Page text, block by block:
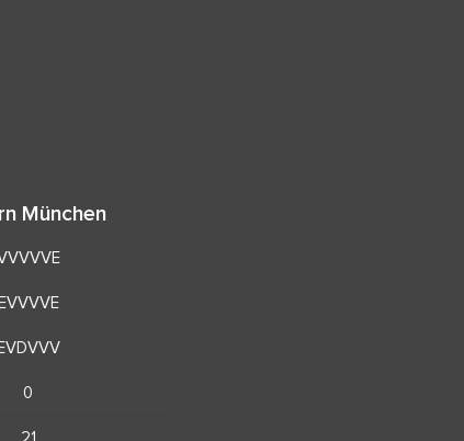
München
0
21